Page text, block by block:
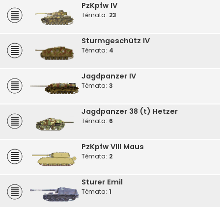
PzKpfw IV
Témata: 23
Sturmgeschütz IV
Témata: 4
Jagdpanzer IV
Témata: 3
Jagdpanzer 38 (t) Hetzer
Témata: 6
PzKpfw VIII Maus
Témata: 2
Sturer Emil
Témata: 1